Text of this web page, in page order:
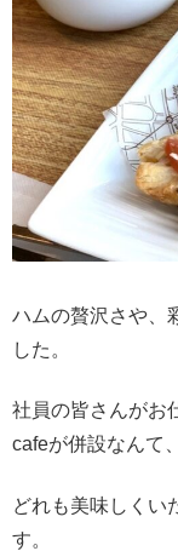
ハムの贅沢さや、
した。
社員の皆さんがお
cafeが併設なんて
どれも美味しくい
す。